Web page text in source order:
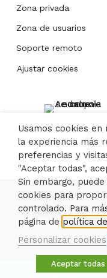
Zona privada
Zona de usuarios
Soporte remoto
Ajustar cookies
© 2026 Dabo.
Diseñado y
Campus Virtual
Usamos cookies
la experiencia más
preferencias y
"Aceptar todas",
Sin embargo,
cookies para
controlado. Para
página de política
Personalizar cookies
Aceptar todas